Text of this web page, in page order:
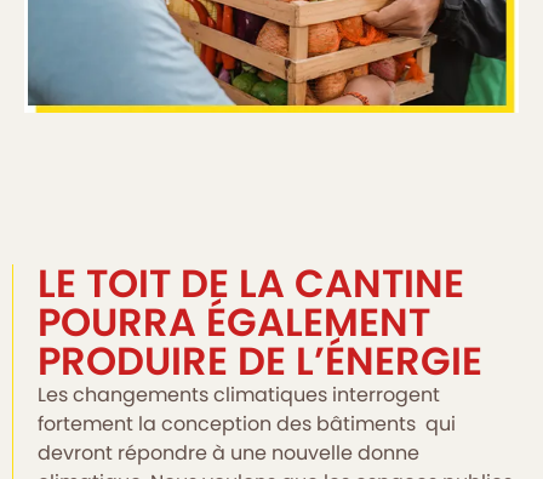
LE TOIT DE LA CANTINE
POURRA ÉGALEMENT
PRODUIRE DE L’ÉNERGIE
Les changements climatiques interrogent
fortement la conception des bâtiments qui
devront répondre à une nouvelle donne